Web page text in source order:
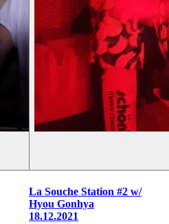
La Souche Station #2 w/
Hyou Gonhya
18.12.2021